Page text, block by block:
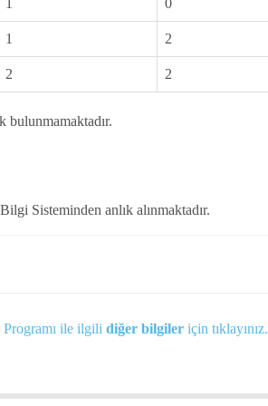
1 0
1 2
2 2
bulunmamaktadır.
Sisteminden anlık alınmaktadır.
ile ilgili diğer bilgiler için tıklayınız.